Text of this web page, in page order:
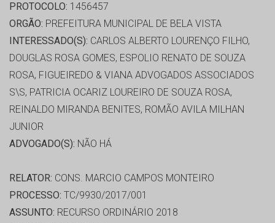
PROTOCOLO: 1456457
ORGÃO: PREFEITURA MUNICIPAL DE BELA VISTA
INTERESSADO(S): CARLOS ALBERTO LOURENÇO FILHO,
DOUGLAS ROSA GOMES, ESPOLIO RENATO DE SOUZA
ROSA, FIGUEIREDO & VIANA ADVOGADOS ASSOCIADOS
S\S, PATRICIA OCARIZ LOUREIRO DE SOUZA ROSA,
REINALDO MIRANDA BENITES, ROMÃO AVILA MILHAN
JUNIOR
ADVOGADO(S): NÃO HÁ
RELATOR: CONS. MARCIO CAMPOS MONTEIRO
PROCESSO: TC/9930/2017/001
ASSUNTO: RECURSO ORDINÁRIO 2018